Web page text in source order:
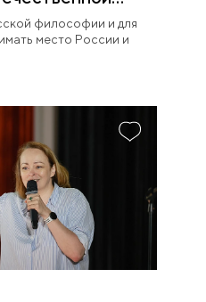
философии и для
место России и